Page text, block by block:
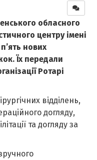
обласного
центру імені
нових
Їх передали
Ротарі
відділень,
догляду,
та догляду за